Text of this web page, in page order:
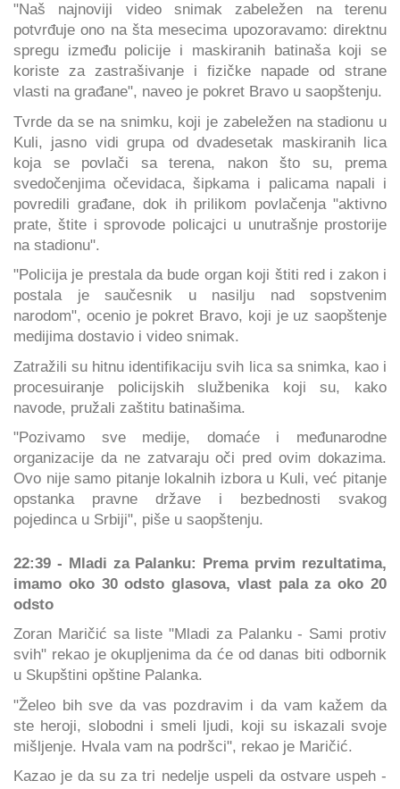
"Naš najnoviji video snimak zabeležen na terenu
potvrđuje ono na šta mesecima upozoravamo: direktnu
spregu između policije i maskiranih batinaša koji se
koriste za zastrašivanje i fizičke napade od strane
vlasti na građane", naveo je pokret Bravo u saopštenju.
Tvrde da se na snimku, koji je zabeležen na stadionu u
Kuli, jasno vidi grupa od dvadesetak maskiranih lica
koja se povlači sa terena, nakon što su, prema
svedočenjima očevidaca, šipkama i palicama napali i
povredili građane, dok ih prilikom povlačenja "aktivno
prate, štite i sprovode policajci u unutrašnje prostorije
na stadionu".
"Policija je prestala da bude organ koji štiti red i zakon i
postala je saučesnik u nasilju nad sopstvenim
narodom", ocenio je pokret Bravo, koji je uz saopštenje
medijima dostavio i video snimak.
Zatražili su hitnu identifikaciju svih lica sa snimka, kao i
procesuiranje policijskih službenika koji su, kako
navode, pružali zaštitu batinašima.
"Pozivamo sve medije, domaće i međunarodne
organizacije da ne zatvaraju oči pred ovim dokazima.
Ovo nije samo pitanje lokalnih izbora u Kuli, već pitanje
opstanka pravne države i bezbednosti svakog
pojedinca u Srbiji", piše u saopštenju.
22:39 - Mladi za Palanku: Prema prvim rezultatima,
imamo oko 30 odsto glasova, vlast pala za oko 20
odsto
Zoran Maričić sa liste "Mladi za Palanku - Sami protiv
svih" rekao je okupljenima da će od danas biti odbornik
u Skupštini opštine Palanka.
"Želeo bih sve da vas pozdravim i da vam kažem da
ste heroji, slobodni i smeli ljudi, koji su iskazali svoje
mišljenje. Hvala vam na podršci", rekao je Maričić.
Kazao je da su za tri nedelje uspeli da ostvare uspeh -